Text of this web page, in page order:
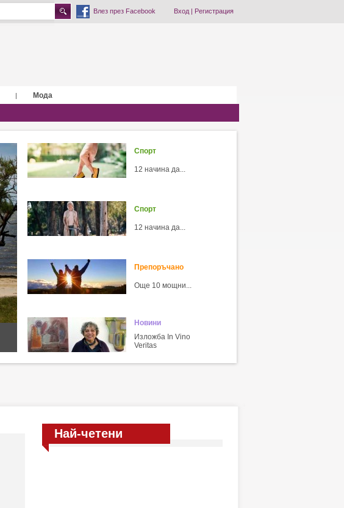
Влез през Facebook Вход| Регистрация
| Мода
Спорт
12 начина да...
Спорт
12 начина да...
Препоръчано
Още 10 мощни...
Новини
Изложба In Vino
Veritas
Най-четени